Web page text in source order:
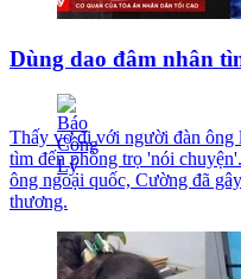
Dùng dao đâm nhân
Thấy vợ đi với người đàn
tìm đến phòng trọ 'nói
ông ngoại quốc, Cường đã
thương.